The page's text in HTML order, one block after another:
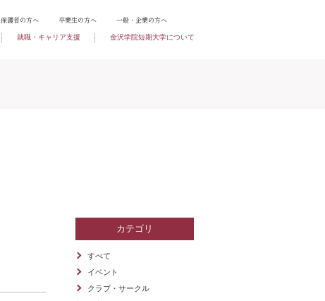
就職・キャリア支援 金沢学院短期大学について
保護者の方へ 卒業生の方へ 一般・企業の方へ
カテゴリ
すべて
イベント
クラブ・サークル